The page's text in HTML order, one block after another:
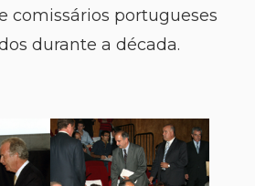
comissários portugueses
durante a década.